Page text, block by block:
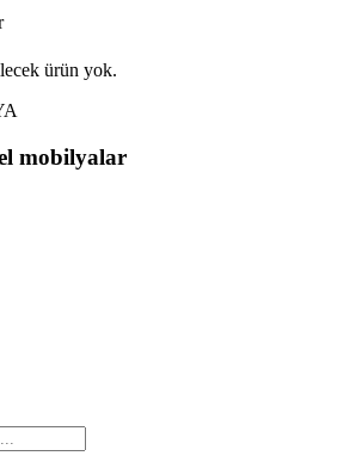
ürün yok.
mobilyalar